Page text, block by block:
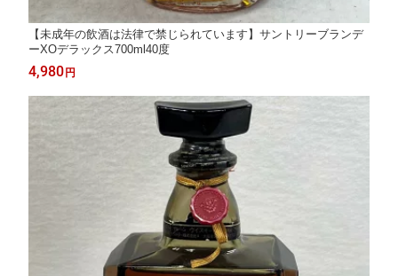
【未成年の飲酒は法律で禁じられています】サントリーブランデ
ーXOデラックス700ml40度
4,980円